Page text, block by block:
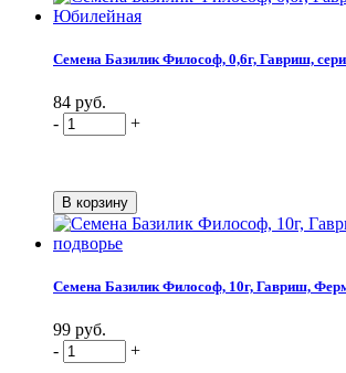
Семена Базилик Философ, 0,6г, Гавриш,
84 руб.
-
+
Семена Базилик Философ, 10г, Гавриш,
99 руб.
-
+